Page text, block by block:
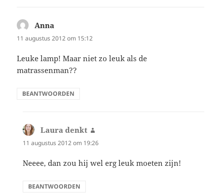
Anna
11 augustus 2012 om 15:12
Leuke lamp! Maar niet zo leuk als de
matrassenman??
BEANTWOORDEN
Laura denkt
11 augustus 2012 om 19:26
Neeee, dan zou hij wel erg leuk moeten zijn!
BEANTWOORDEN